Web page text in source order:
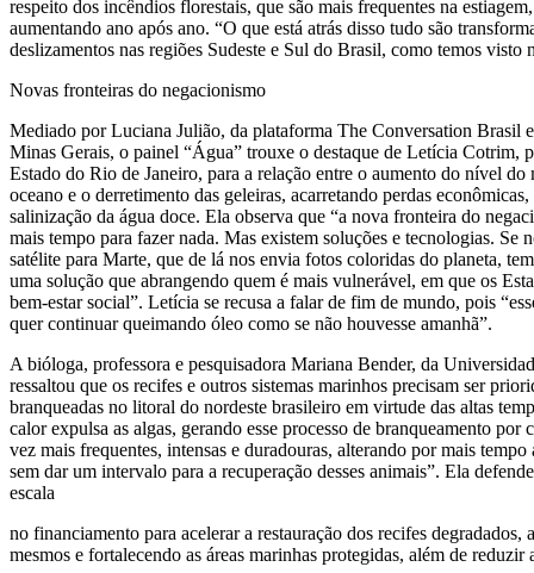
respeito dos incêndios florestais, que são mais frequentes na
aumentando ano após ano. “O que está atrás disso tudo são
deslizamentos nas regiões Sudeste e Sul do Brasil, como temos visto
Novas fronteiras do negacionismo
Mediado por Luciana Julião, da plataforma The Conversation Brasil
Minas Gerais, o painel “Água” trouxe o destaque de Letícia Cotrim,
Estado do Rio de Janeiro, para a relação entre o aumento do nível do
oceano e o derretimento das geleiras, acarretando perdas
salinização da água doce. Ela observa que “a nova fronteira do
mais tempo para fazer nada. Mas existem soluções e tecnologias. Se
satélite para Marte, que de lá nos envia fotos coloridas do planeta,
uma solução que abrangendo quem é mais vulnerável, em que os
bem-estar social”. Letícia se recusa a falar de fim de mundo, pois
quer continuar queimando óleo como se não houvesse amanhã”.
A bióloga, professora e pesquisadora Mariana Bender, da
ressaltou que os recifes e outros sistemas marinhos precisam ser
branqueadas no litoral do nordeste brasileiro em virtude das altas
calor expulsa as algas, gerando esse processo de branqueamento por
vez mais frequentes, intensas e duradouras, alterando por mais tempo
sem dar um intervalo para a recuperação desses animais”. Ela
escala
no financiamento para acelerar a restauração dos recifes degradados,
mesmos e fortalecendo as áreas marinhas protegidas, além de reduzir